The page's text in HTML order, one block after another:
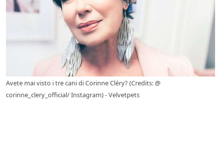
Avete mai visto i tre cani di Corinne Cléry? (Credits: @
corinne_clery_official/ Instagram) - Velvetpets